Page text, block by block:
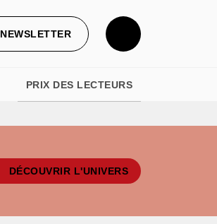
NEWSLETTER
PRIX DES LECTEURS
DÉCOUVRIR L'UNIVERS